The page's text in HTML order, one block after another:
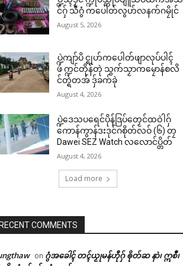
င်ဂှ် သီဂွံ ကပေါတ်လွဟ်လနက်ဂမၠိုင်
August 5, 2026
ပ္ဍဲကျာ်ပိ င္ရုဟ်ကပေါတ်ဖျာလုပ်ပါၚ်
ဖဴ က္ဍင်တိုန်တုဲ သွက်သၟာကမၠောန်စလိ
င်တ္ရဲတအ် ဒှ်ခက်ခုဲ
August 4, 2026
ပ္ဍဲဒေသပရေင်ပိုန်ဒြပ်တၟေင်ထဝဲါဂှ်
ကောန်ကွာန်ဒးဒုင်ဂစိုတ်လဝ် (၆) တၠ
Dawei SEZ Watch လလောင်ပ္တိတ်
August 4, 2026
Load more
COMMENTS
on ဂွံအခေါၚ် တၚ်ယၟုမန်ဟီုဂှ် ၜိုတ်ဆ နာဲ၊ ဣစဳ၊